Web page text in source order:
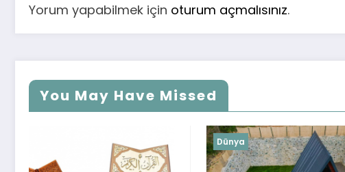
Yorum yapabilmek için oturum açmalısınız.
You May Have Missed
Dünya